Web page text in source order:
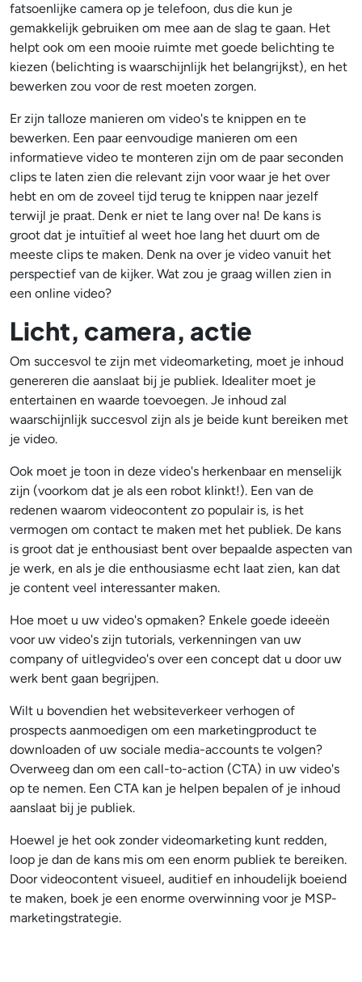
fatsoenlijke camera op je telefoon, dus die kun je
gemakkelijk gebruiken om mee aan de slag te gaan. Het
helpt ook om een mooie ruimte met goede belichting te
kiezen (belichting is waarschijnlijk het belangrijkst), en het
bewerken zou voor de rest moeten zorgen.
Er zijn talloze manieren om video's te knippen en te
bewerken. Een paar eenvoudige manieren om een
informatieve video te monteren zijn om de paar seconden
clips te laten zien die relevant zijn voor waar je het over
hebt en om de zoveel tijd terug te knippen naar jezelf
terwijl je praat. Denk er niet te lang over na! De kans is
groot dat je intuïtief al weet hoe lang het duurt om de
meeste clips te maken. Denk na over je video vanuit het
perspectief van de kijker. Wat zou je graag willen zien in
een online video?
Licht, camera, actie
Om succesvol te zijn met videomarketing, moet je inhoud
genereren die aanslaat bij je publiek. Idealiter moet je
entertainen en waarde toevoegen. Je inhoud zal
waarschijnlijk succesvol zijn als je beide kunt bereiken met
je video.
Ook moet je toon in deze video's herkenbaar en menselijk
zijn (voorkom dat je als een robot klinkt!). Een van de
redenen waarom videocontent zo populair is, is het
vermogen om contact te maken met het publiek. De kans
is groot dat je enthousiast bent over bepaalde aspecten van
je werk, en als je die enthousiasme echt laat zien, kan dat
je content veel interessanter maken.
Hoe moet u uw video's opmaken? Enkele goede ideeën
voor uw video's zijn tutorials, verkenningen van uw
company of uitlegvideo's over een concept dat u door uw
werk bent gaan begrijpen.
Wilt u bovendien het websiteverkeer verhogen of
prospects aanmoedigen om een marketingproduct te
downloaden of uw sociale media-accounts te volgen?
Overweeg dan om een call-to-action (CTA) in uw video's
op te nemen. Een CTA kan je helpen bepalen of je inhoud
aanslaat bij je publiek.
Hoewel je het ook zonder videomarketing kunt redden,
loop je dan de kans mis om een enorm publiek te bereiken.
Door videocontent visueel, auditief en inhoudelijk boeiend
te maken, boek je een enorme overwinning voor je MSP-
marketingstrategie.